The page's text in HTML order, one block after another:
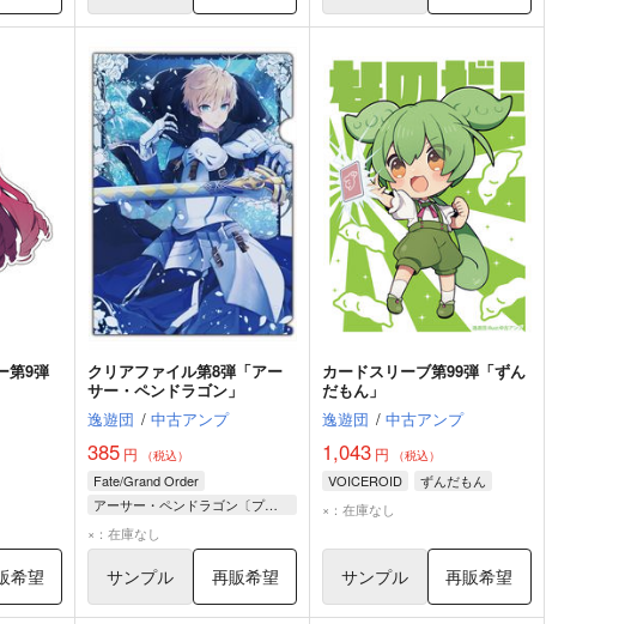
第9弾
希望
クリアファイル第8弾「アー
サー・ペンドラゴン」
逸遊団 / 中古アンプ
385 円 （税込）
Fate/Grand Order
アーサー・ペンドラゴン〔プロトタイプ〕
×：在庫なし
サンプル 再販希望
カードスリーブ第99弾「ずん
だもん」
逸遊団 / 中古アンプ
1,043 円 （税込）
VOICEROID
ずんだもん
×：在庫なし
サンプル 再販希望